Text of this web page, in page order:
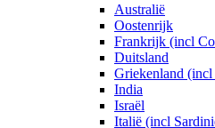
Australië
Oostenrijk
Frankrijk (incl
Duitsland
Griekenland
India
Israël
Italië (incl